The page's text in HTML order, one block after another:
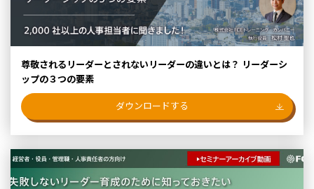
尊敬されるリーダーとされないリーダーの違いとは？ リーダーシ
ップの３つの要素
ダウンロードする